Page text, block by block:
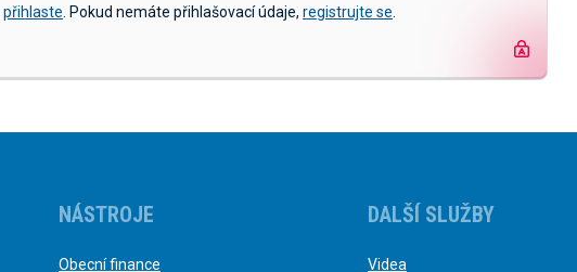
přihlaste . Pokud nemáte přihlašovací údaje, registrujte se
NÁSTROJE
Obecní finance
DALŠÍ SLUŽBY
Videa